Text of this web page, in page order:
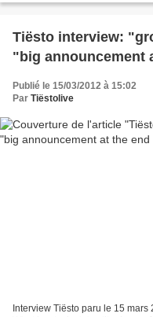
Tiësto interview:
"big announcement
Publié le 15/03/2012 à 15:02
Par Tiëstolive
Interview Tiësto paru le 15